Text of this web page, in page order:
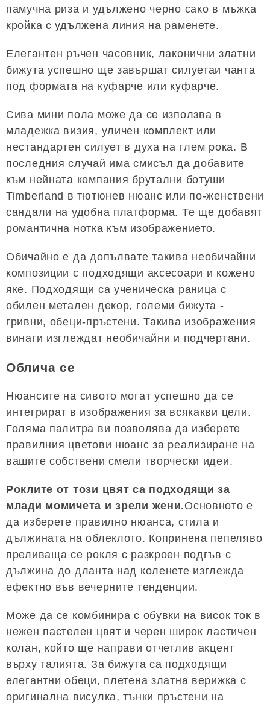
памучна риза и удължено черно сако в мъжка
кройка с удължена линия на раменете.
Елегантен ръчен часовник, лаконични златни
бижута успешно ще завършат силуетаи чанта
под формата на куфарче или куфарче.
Сива мини пола може да се използва в
младежка визия, уличен комплект или
нестандартен силует в духа на глем рока. В
последния случай има смисъл да добавите
към нейната компания брутални ботуши
Timberland в тютюнев нюанс или по-женствени
сандали на удобна платформа. Те ще добавят
романтична нотка към изображението.
Обичайно е да допълвате такива необичайни
композиции с подходящи аксесоари и кожено
яке. Подходящи са ученическа раница с
обилен метален декор, големи бижута -
гривни, обеци-пръстени. Такива изображения
винаги изглеждат необичайни и подчертани.
Облича се
Нюансите на сивото могат успешно да се
интегрират в изображения за всякакви цели.
Голяма палитра ви позволява да изберете
правилния цветови нюанс за реализиране на
вашите собствени смели творчески идеи.
Роклите от този цвят са подходящи за
млади момичета и зрели жени.Основното е
да изберете правилно нюанса, стила и
дължината на облеклото. Копринена пепеляво
преливаща се рокля с разкроен подгъв с
дължина до дланта над коленете изглежда
ефектно във вечерните тенденции.
Може да се комбинира с обувки на висок ток в
нежен пастелен цвят и черен широк ластичен
колан, който ще направи отчетлив акцент
върху талията. За бижута са подходящи
елегантни обеци, плетена златна верижка с
оригинална висулка, тънки пръстени на